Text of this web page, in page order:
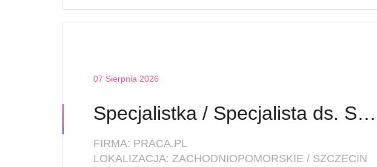
07 Sierpnia 2026
Specjalistka / Specjalista ds. Sprzedaży ubezpieczeń
FIRMA: PRACA.PL
LOKALIZACJA: ZACHODNIOPOMORSKIE / SZCZECIN